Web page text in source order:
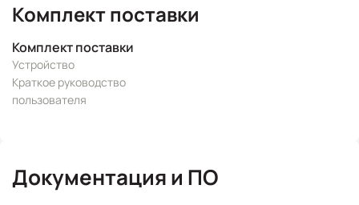
Комплект поставки
Комплект поставки
Устройство
Краткое руководство
пользователя
Документация и ПО